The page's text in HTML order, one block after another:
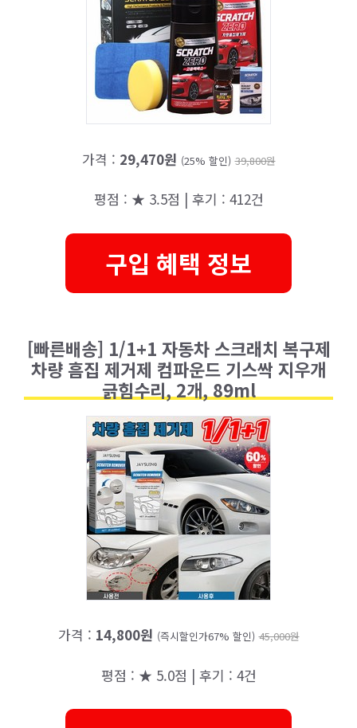
가격 : 29,470원 (25% 할인) 39,800원
평점 : ★ 3.5점 | 후기 : 412건
구입 혜택 정보
[빠른배송] 1/1+1 자동차 스크래치 복구제
차량 흠집 제거제 컴파운드 기스싹 지우개
긁힘수리, 2개, 89ml
가격 : 14,800원 (즉시할인가67% 할인) 45,000원
평점 : ★ 5.0점 | 후기 : 4건